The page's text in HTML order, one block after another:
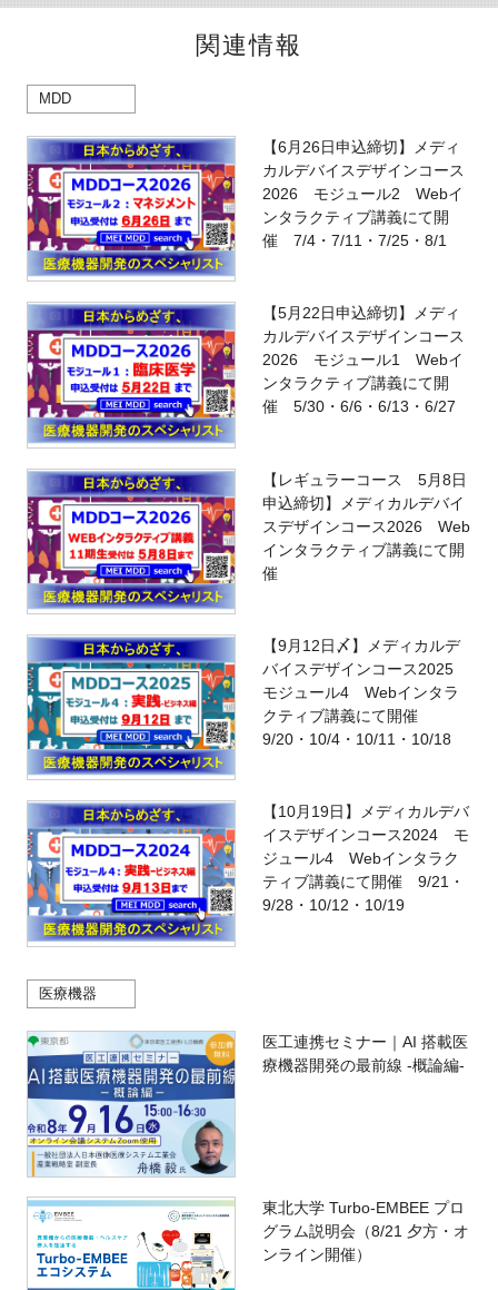
関連情報
MDD
【6月26日申込締切】メディ
カルデバイスデザインコース
2026 モジュール2 Webイ
ンタラクティブ講義にて開
催 7/4・7/11・7/25・8/1
【5月22日申込締切】メディ
カルデバイスデザインコース
2026 モジュール1 Webイ
ンタラクティブ講義にて開
催 5/30・6/6・6/13・6/27
【レギュラーコース 5月8日
申込締切】メディカルデバイ
スデザインコース2026 Web
インタラクティブ講義にて開
催
【9月12日〆】メディカルデ
バイスデザインコース2025
モジュール4 Webインタラ
クティブ講義にて開催
9/20・10/4・10/11・10/18
【10月19日】メディカルデバ
イスデザインコース2024 モ
ジュール4 Webインタラク
ティブ講義にて開催 9/21・
9/28・10/12・10/19
医療機器
医工連携セミナー｜AI 搭載医
療機器開発の最前線 -概論編-
東北大学 Turbo-EMBEE プロ
グラム説明会（8/21 夕方・オ
ンライン開催）